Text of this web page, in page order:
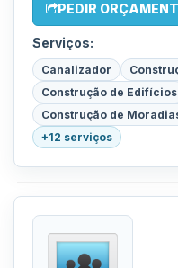
PEDIR
Serviços:
Canalizador
Construção de Edifícios
Construção de
+12 serviços